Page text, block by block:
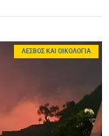
ΛΈΣΒΟΣ ΚΑΙ ΟΙΚΟΛΟΓΊΑ